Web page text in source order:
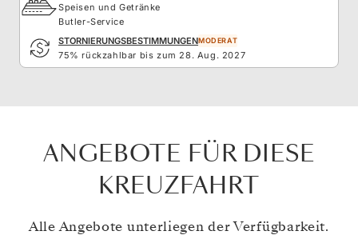
Speisen und Getränke
Butler-Service
STORNIERUNGSBESTIMMUNGENMODERAT
75% rückzahlbar bis zum 28. Aug. 2027
ANGEBOTE FÜR DIESE
KREUZFAHRT
Alle Angebote unterliegen der Verfügbarkeit.